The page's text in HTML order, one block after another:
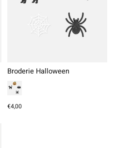
Broderie Halloween
€4,00